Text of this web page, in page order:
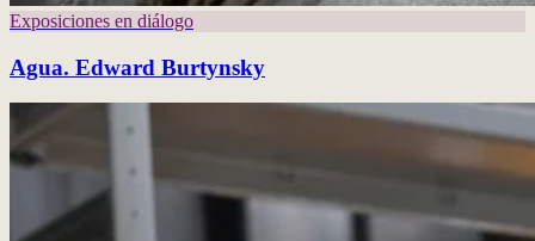
Exposiciones en diálogo
Agua. Edward Burtynsky